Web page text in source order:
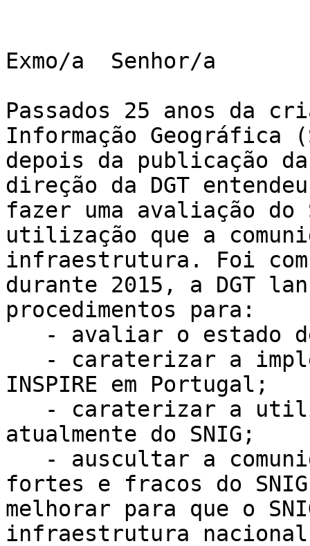
Exmo/a
Passados 25 anos da
Informação Geográfica
depois da publicação
direção da DGT
fazer uma avaliação do
utilização que a
infraestrutura. Foi com
durante 2015, a DGT
procedimentos para:
INSPIRE em Portugal;
atualmente do SNIG;
fortes e fracos do
melhorar para que o
infraestrutura